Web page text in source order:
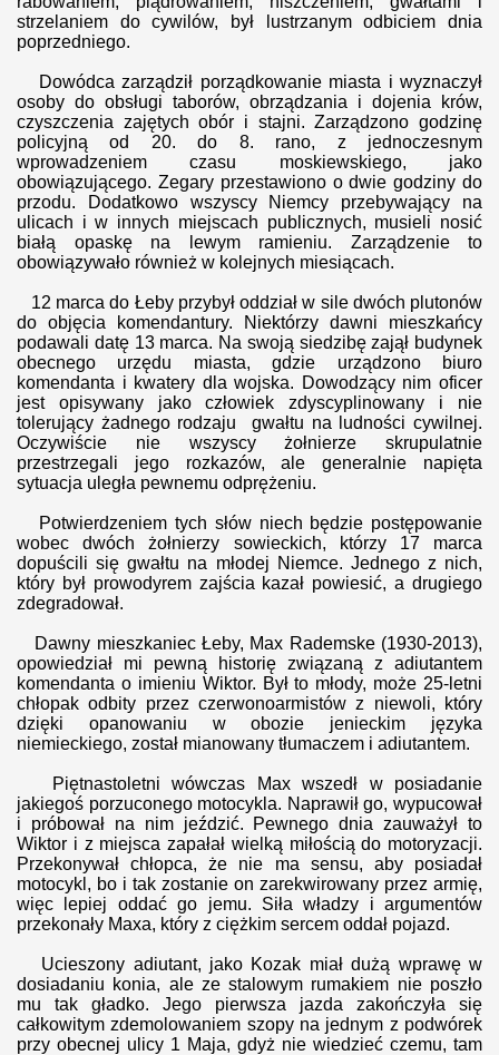
strzelaniem do cywilów, był lustrzanym odbiciem dnia
poprzedniego.
Dowódca zarządził porządkowanie miasta i wyznaczył
osoby do obsługi taborów, obrządzania i dojenia krów,
czyszczenia zajętych obór i stajni. Zarządzono godzinę
policyjną od 20. do 8. rano, z jednoczesnym
wprowadzeniem czasu moskiewskiego, jako
obowiązującego. Zegary przestawiono o dwie godziny do
przodu. Dodatkowo wszyscy Niemcy przebywający na
ulicach i w innych miejscach publicznych, musieli nosić
białą opaskę na lewym ramieniu. Zarządzenie to
obowiązywało również w kolejnych miesiącach.
12 marca do Łeby przybył oddział w sile dwóch plutonów
do objęcia komendantury. Niektórzy dawni mieszkańcy
podawali datę 13 marca. Na swoją siedzibę zajął budynek
obecnego urzędu miasta, gdzie urządzono biuro
komendanta i kwatery dla wojska. Dowodzący nim oficer
jest opisywany jako człowiek zdyscyplinowany i nie
tolerujący żadnego rodzaju gwałtu na ludności cywilnej.
Oczywiście nie wszyscy żołnierze skrupulatnie
przestrzegali jego rozkazów, ale generalnie napięta
sytuacja uległa pewnemu odprężeniu.
Potwierdzeniem tych słów niech będzie postępowanie
wobec dwóch żołnierzy sowieckich, którzy 17 marca
dopuścili się gwałtu na młodej Niemce. Jednego z nich,
który był prowodyrem zajścia kazał powiesić, a drugiego
zdegradował.
Dawny mieszkaniec Łeby, Max Rademske (1930-2013),
opowiedział mi pewną historię związaną z adiutantem
komendanta o imieniu Wiktor. Był to młody, może 25-letni
chłopak odbity przez czerwonoarmistów z niewoli, który
dzięki opanowaniu w obozie jenieckim języka
niemieckiego, został mianowany tłumaczem i adiutantem.
Piętnastoletni wówczas Max wszedł w posiadanie
jakiegoś porzuconego motocykla. Naprawił go, wypucował
i próbował na nim jeździć. Pewnego dnia zauważył to
Wiktor i z miejsca zapałał wielką miłością do motoryzacji.
Przekonywał chłopca, że nie ma sensu, aby posiadał
motocykl, bo i tak zostanie on zarekwirowany przez armię,
więc lepiej oddać go jemu. Siła władzy i argumentów
przekonały Maxa, który z ciężkim sercem oddał pojazd.
Ucieszony adiutant, jako Kozak miał dużą wprawę w
dosiadaniu konia, ale ze stalowym rumakiem nie poszło
mu tak gładko. Jego pierwsza jazda zakończyła się
całkowitym zdemolowaniem szopy na jednym z podwórek
przy obecnej ulicy 1 Maja, gdyż nie wiedzieć czemu, tam